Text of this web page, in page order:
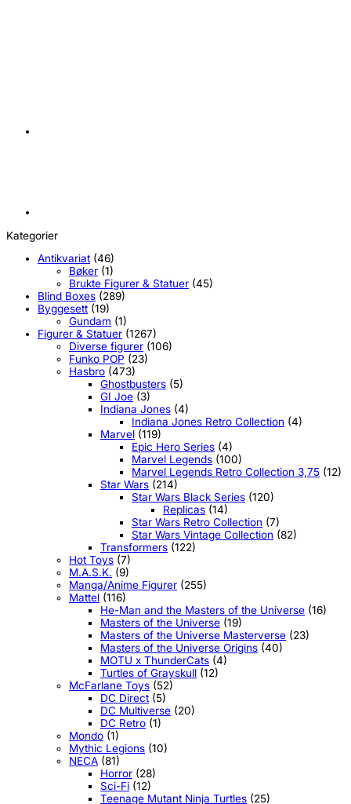
Kategorier
Antikvariat (46)
Bøker (1)
Brukte Figurer & Statuer (45)
Blind Boxes (289)
Byggesett (19)
Gundam (1)
Figurer & Statuer (1267)
Diverse figurer (106)
Funko POP (23)
Hasbro (473)
Ghostbusters (5)
GI Joe (3)
Indiana Jones (4)
Indiana Jones Retro Collection (4)
Marvel (119)
Epic Hero Series (4)
Marvel Legends (100)
Marvel Legends Retro Collection 3,75 (12)
Star Wars (214)
Star Wars Black Series (120)
Replicas (14)
Star Wars Retro Collection (7)
Star Wars Vintage Collection (82)
Transformers (122)
Hot Toys (7)
M.A.S.K. (9)
Manga/Anime Figurer (255)
Mattel (116)
He-Man and the Masters of the Universe (16)
Masters of the Universe (19)
Masters of the Universe Masterverse (23)
Masters of the Universe Origins (40)
MOTU x ThunderCats (4)
Turtles of Grayskull (12)
McFarlane Toys (52)
DC Direct (5)
DC Multiverse (20)
DC Retro (1)
Mondo (1)
Mythic Legions (10)
NECA (81)
Horror (28)
Sci-Fi (12)
Teenage Mutant Ninja Turtles (25)